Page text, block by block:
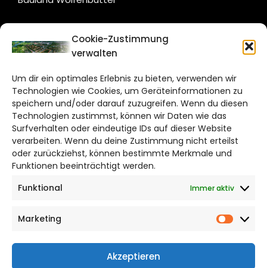
Cookie-Zustimmung
verwalten
Um dir ein optimales Erlebnis zu bieten, verwenden wir
Technologien wie Cookies, um Geräteinformationen zu
speichern und/oder darauf zuzugreifen. Wenn du diesen
Technologien zustimmst, können wir Daten wie das
Surfverhalten oder eindeutige IDs auf dieser Website
verarbeiten. Wenn du deine Zustimmung nicht erteilst
oder zurückziehst, können bestimmte Merkmale und
Funktionen beeinträchtigt werden.
Funktional
Immer aktiv
Marketing
Akzeptieren
CITYLIFE!
Bruchtorwall 12
38100 Braunschweig
Telefon: 0531 387220 – 65
DAS STADTMAGAZIN FÜR
SALZGITTER
Impressum
Cookie Richtlinie
CITYLIFE! BEI FACEBOOK